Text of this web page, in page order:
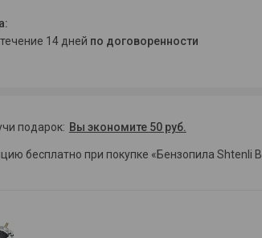
течение 14 дней по договоренности
подарок Вы экономите 50 руб.
бесплатно при покупке «Бензопила Shtenli